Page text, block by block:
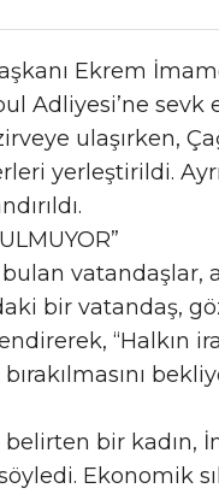
Ekrem
Adliyesi’ne
ulaşırken,
yerleştirildi.
bulan
bir vatandaş,
“Halkın
belirten bir kadın,
Ekonomik